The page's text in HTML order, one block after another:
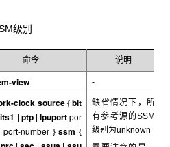
级别
命令 说明
view -
clock source {bit
ptp lpuportpor
port-number}ssm {
缺省情况下，所
有参考源的SSM
级别为unknown